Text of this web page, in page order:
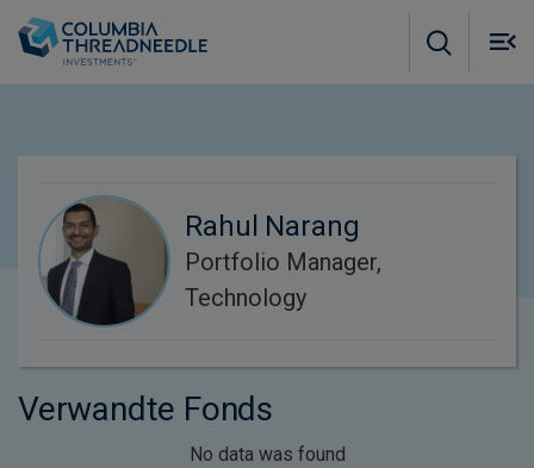
Rahul Narang
Portfolio Manager,
Technology
Verwandte Fonds
No data was found